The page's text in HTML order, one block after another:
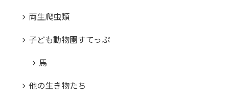
両生爬虫類
子ども動物園すてっぷ
馬
他の生き物たち